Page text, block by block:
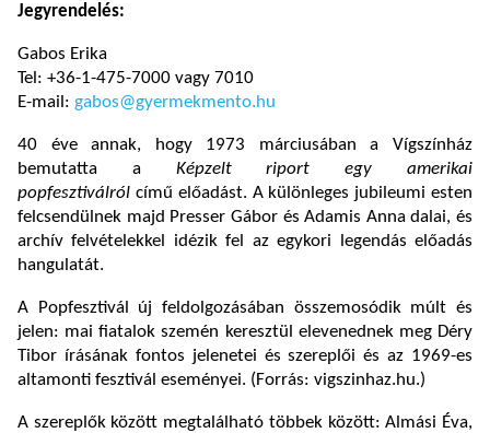
Jegyrendelés:
Gabos Erika
Tel: +36-1-475-7000 vagy 7010
E-mail: gabos@gyermekmento.hu
40 éve annak, hogy 1973 márciusában a Vígszínház
bemutatta a Képzelt riport egy amerikai
popfesztiválról című előadást. A különleges jubileumi esten
felcsendülnek majd Presser Gábor és Adamis Anna dalai, és
archív felvételekkel idézik fel az egykori legendás előadás
hangulatát.
A Popfesztivál új feldolgozásában összemosódik múlt és
jelen: mai fiatalok szemén keresztül elevenednek meg Déry
Tibor írásának fontos jelenetei és szereplői és az 1969-es
altamonti fesztivál eseményei. (Forrás: vigszinhaz.hu.)
A szereplők között megtalálható többek között: Almási Éva,